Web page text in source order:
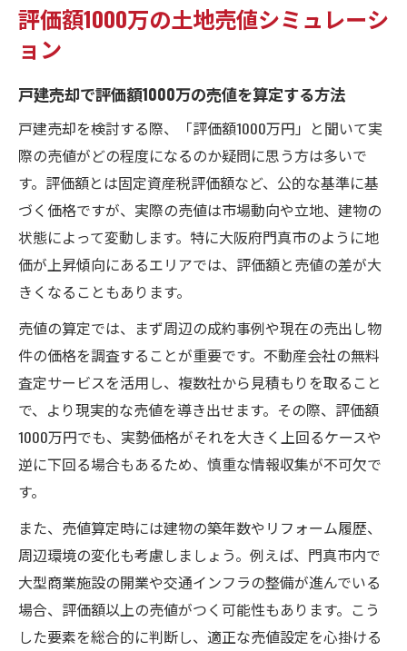
評価額1000万の土地売値シミュレーシ
ョン
戸建売却で評価額1000万の売値を算定する方法
戸建売却を検討する際、「評価額1000万円」と聞いて実
際の売値がどの程度になるのか疑問に思う方は多いで
す。評価額とは固定資産税評価額など、公的な基準に基
づく価格ですが、実際の売値は市場動向や立地、建物の
状態によって変動します。特に大阪府門真市のように地
価が上昇傾向にあるエリアでは、評価額と売値の差が大
きくなることもあります。
売値の算定では、まず周辺の成約事例や現在の売出し物
件の価格を調査することが重要です。不動産会社の無料
査定サービスを活用し、複数社から見積もりを取ること
で、より現実的な売値を導き出せます。その際、評価額
1000万円でも、実勢価格がそれを大きく上回るケースや
逆に下回る場合もあるため、慎重な情報収集が不可欠で
す。
また、売値算定時には建物の築年数やリフォーム履歴、
周辺環境の変化も考慮しましょう。例えば、門真市内で
大型商業施設の開業や交通インフラの整備が進んでいる
場合、評価額以上の売値がつく可能性もあります。こう
した要素を総合的に判断し、適正な売値設定を心掛ける